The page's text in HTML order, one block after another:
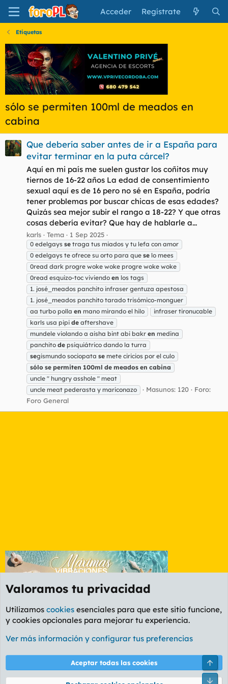
Acceder Regístrate
Etiquetas
sólo se permiten 100ml de meados en
cabina
Que debería saber antes de ir a España para
evitar terminar en la puta cárcel?
Aquí en mi país me suelen gustar los coñitos muy
tiernos de 16-22 años La edad de consentimiento
sexual aquí es de 16 pero no sé en España, podría
tener problemas por buscar chicas de esas edades?
Quizás sea mejor subir el rango a 18-22? Y que otras
cosas debería evitar? Que hay de hablarle a...
karls Tema 1 Sep 2025
0 edelgays se traga tus miados y tu lefa con amor
0 edelgays te ofrece su orto para que se lo mees
0read dark progre woke woke progre woke woke
0read esquizo-toc viviendo en los tags
1. josé_meados panchito infraser gentuza apestosa
1. josé_meados panchito tarado trisómico-monguer
aa turbo polla en mano mirando el hilo
infraser tironucable
karls usa pipi de aftershave
mundele violando a aisha bint abi bakr en medina
panchito de psiquiátrico dando la turra
segismundo sociopata se mete ciricios por el culo
sólo se permiten 100ml de meados en cabina
uncle " hungry asshole " meat
uncle meat pederasta y mariconazo
Masunos: 120
Foro:
Foro General
Etiquetas
Cookies
PL OLDSTYLE AMARILLO
Términos y reglas Política de privacidad Ayuda
Valoramos tu privacidad
Utilizamos cookies esenciales para que este sitio funcione,
y cookies opcionales para mejorar tu experiencia.
Ver más información y configurar tus preferencias
Aceptar todas las cookies
Pie